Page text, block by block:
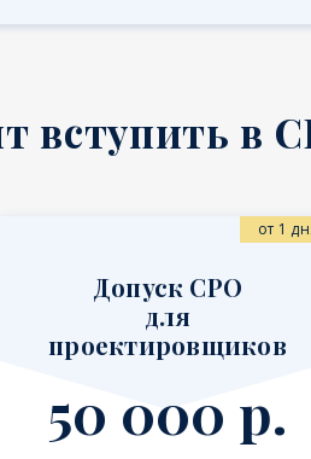
вступить в
от 1
Допуск СРО
для
проектировщиков
50 000 р.